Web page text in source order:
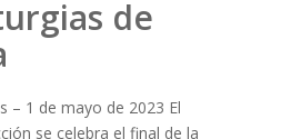
de
– 1 de mayo de 2023 El
se celebra el final de la